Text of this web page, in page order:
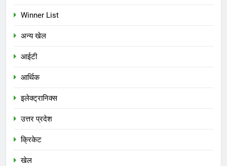
Winner List
अन्य खेल
आईटी
आर्थिक
इलेक्ट्रानिक्स
उत्तर प्रदेश
क्रिकेट
खेल